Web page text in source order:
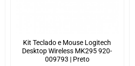
Kit Teclado e Mouse Logitech
Desktop Wireless MK295 920-
009793 | Preto